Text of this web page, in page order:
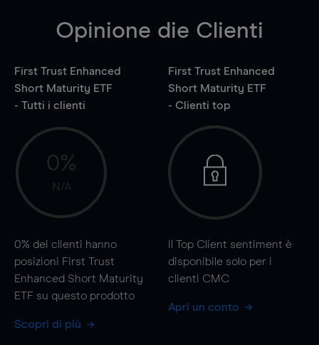
Opinione die Clienti
First Trust Enhanced
Short Maturity ETF
- Tutti i clienti
0%
N/A
0% dei clienti hanno
posizioni First Trust
Enhanced Short Maturity
ETF su questo prodotto
Scopri di più
First Trust Enhanced
Short Maturity ETF
- Clienti top
Il Top Client sentiment è
disponibile solo per i
clienti CMC
Apri un conto